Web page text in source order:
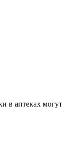
в аптеках могут